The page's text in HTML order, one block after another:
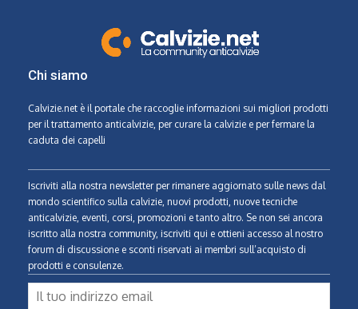
Chi siamo
Calvizie.net è il portale che raccoglie informazioni sui migliori prodotti
per il trattamento anticalvizie, per curare la calvizie e per fermare la
caduta dei capelli
Iscriviti alla nostra newsletter per rimanere aggiornato sulle news dal
mondo scientifico sulla calvizie, nuovi prodotti, nuove tecniche
anticalvizie, eventi, corsi, promozioni e tanto altro. Se non sei ancora
iscritto alla nostra community, iscriviti qui e ottieni accesso al nostro
forum di discussione e sconti riservati ai membri sull’acquisto di
prodotti e consulenze.